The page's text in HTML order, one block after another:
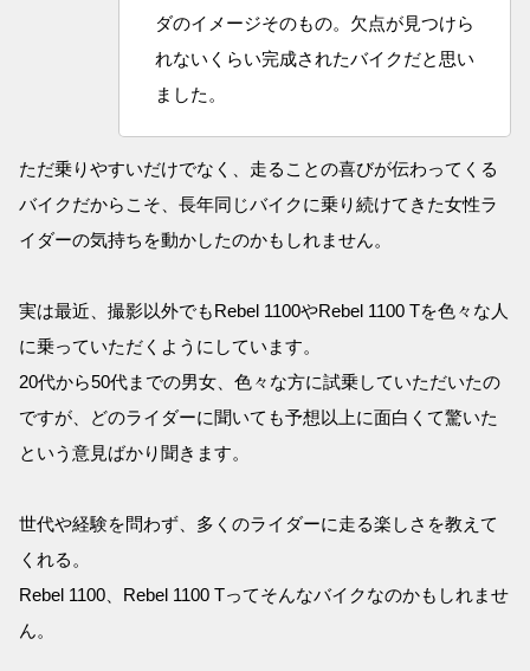
ダのイメージそのもの。欠点が見つけら
れないくらい完成されたバイクだと思い
ました。
ただ乗りやすいだけでなく、走ることの喜びが伝わってくる
バイクだからこそ、長年同じバイクに乗り続けてきた女性ラ
イダーの気持ちを動かしたのかもしれません。
実は最近、撮影以外でもRebel 1100やRebel 1100 Tを色々な人
に乗っていただくようにしています。
20代から50代までの男女、色々な方に試乗していただいたの
ですが、どのライダーに聞いても予想以上に面白くて驚いた
という意見ばかり聞きます。
世代や経験を問わず、多くのライダーに走る楽しさを教えて
くれる。
Rebel 1100、Rebel 1100 Tってそんなバイクなのかもしれませ
ん。